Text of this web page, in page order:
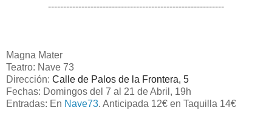
----------------------------------------------------------
Magna Mater
Teatro: Nave 73
Dirección: Calle de Palos de la Frontera, 5
Fechas: Domingos del 7 al 21 de Abril, 19h
Entradas: En Nave73. Anticipada 12€ en Taquilla 14€